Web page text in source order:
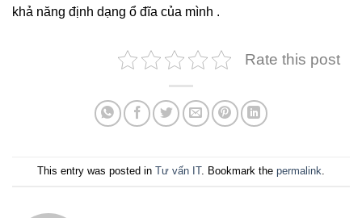
khả năng định dạng ổ đĩa của mình .
Rate this post
This entry was posted in Tư vấn IT. Bookmark the permalink